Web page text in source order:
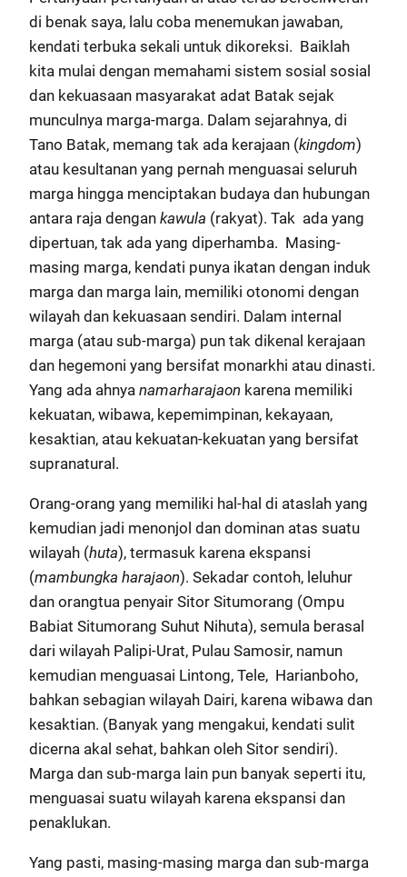
di benak saya, lalu coba menemukan jawaban,
kendati terbuka sekali untuk dikoreksi. Baiklah
kita mulai dengan memahami sistem sosial sosial
dan kekuasaan masyarakat adat Batak sejak
munculnya marga-marga. Dalam sejarahnya, di
Tano Batak, memang tak ada kerajaan (kingdom)
atau kesultanan yang pernah menguasai seluruh
marga hingga menciptakan budaya dan hubungan
antara raja dengan kawula (rakyat). Tak ada yang
dipertuan, tak ada yang diperhamba. Masing-
masing marga, kendati punya ikatan dengan induk
marga dan marga lain, memiliki otonomi dengan
wilayah dan kekuasaan sendiri. Dalam internal
marga (atau sub-marga) pun tak dikenal kerajaan
dan hegemoni yang bersifat monarkhi atau dinasti.
Yang ada ahnya namarharajaon karena memiliki
kekuatan, wibawa, kepemimpinan, kekayaan,
kesaktian, atau kekuatan-kekuatan yang bersifat
supranatural.
Orang-orang yang memiliki hal-hal di ataslah yang
kemudian jadi menonjol dan dominan atas suatu
wilayah (huta), termasuk karena ekspansi
(mambungka harajaon). Sekadar contoh, leluhur
dan orangtua penyair Sitor Situmorang (Ompu
Babiat Situmorang Suhut Nihuta), semula berasal
dari wilayah Palipi-Urat, Pulau Samosir, namun
kemudian menguasai Lintong, Tele, Harianboho,
bahkan sebagian wilayah Dairi, karena wibawa dan
kesaktian. (Banyak yang mengakui, kendati sulit
dicerna akal sehat, bahkan oleh Sitor sendiri).
Marga dan sub-marga lain pun banyak seperti itu,
menguasai suatu wilayah karena ekspansi dan
penaklukan.
Yang pasti, masing-masing marga dan sub-marga